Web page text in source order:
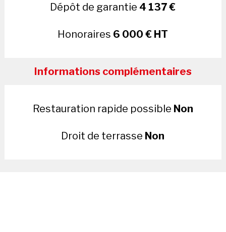
Dépôt de garantie 4 137 €
Honoraires 6 000 € HT
Informations complémentaires
Restauration rapide possible Non
Droit de terrasse Non